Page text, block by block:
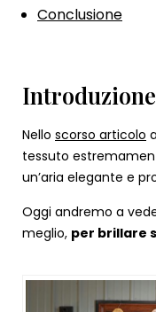
Conclusione
Introduzione
Nello scorso articolo
tessuto
un’aria elegante e
Oggi andremo a
meglio, per brillare